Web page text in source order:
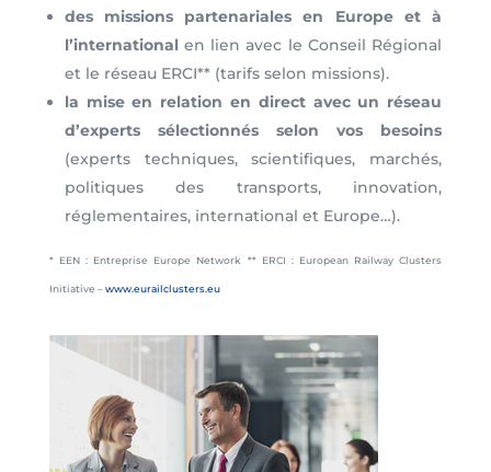
des missions partenariales en Europe et à
l’internationalen lien avec le Conseil Régional
et le réseau ERCI** (tarifs selon missions).
la mise en relation en direct avec un réseau
d’experts sélectionnés selon vos besoins
(experts techniques, scientifiques, marchés,
politiques des transports, innovation,
réglementaires, international et Europe…).
* EEN : Entreprise Europe Network ** ERCI : European Railway Clusters
Initiative –www.eurailclusters.eu